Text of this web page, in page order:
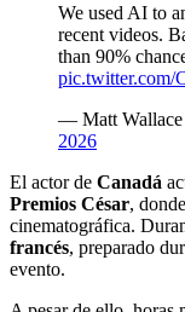
We used AI to
recent videos.
than 90%
pic.twitter.com/
— Matt Wallace
2026
El actor de Canadá
Premios César,
cinematográfica.
francés, preparado
evento.